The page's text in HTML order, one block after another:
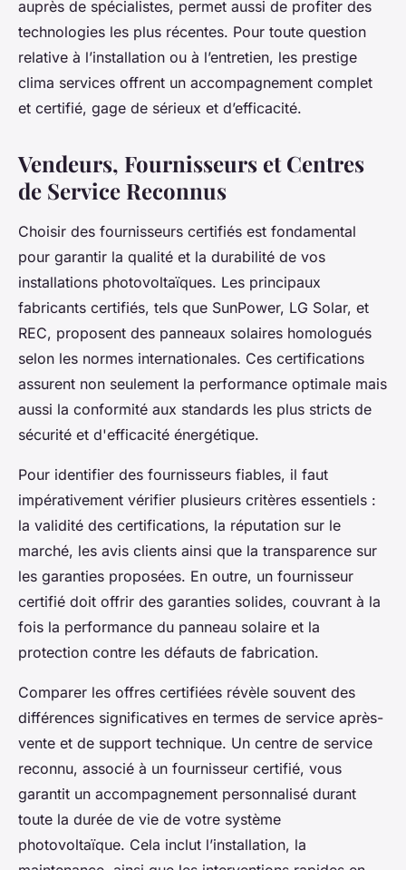
auprès de spécialistes, permet aussi de profiter des
technologies les plus récentes. Pour toute question
relative à l’installation ou à l’entretien, les prestige
clima services offrent un accompagnement complet
et certifié, gage de sérieux et d’efficacité.
Vendeurs, Fournisseurs et Centres
de Service Reconnus
Choisir des fournisseurs certifiés est fondamental
pour garantir la qualité et la durabilité de vos
installations photovoltaïques. Les principaux
fabricants certifiés, tels que SunPower, LG Solar, et
REC, proposent des panneaux solaires homologués
selon les normes internationales. Ces certifications
assurent non seulement la performance optimale mais
aussi la conformité aux standards les plus stricts de
sécurité et d'efficacité énergétique.
Pour identifier des fournisseurs fiables, il faut
impérativement vérifier plusieurs critères essentiels :
la validité des certifications, la réputation sur le
marché, les avis clients ainsi que la transparence sur
les garanties proposées. En outre, un fournisseur
certifié doit offrir des garanties solides, couvrant à la
fois la performance du panneau solaire et la
protection contre les défauts de fabrication.
Comparer les offres certifiées révèle souvent des
différences significatives en termes de service après-
vente et de support technique. Un centre de service
reconnu, associé à un fournisseur certifié, vous
garantit un accompagnement personnalisé durant
toute la durée de vie de votre système
photovoltaïque. Cela inclut l’installation, la